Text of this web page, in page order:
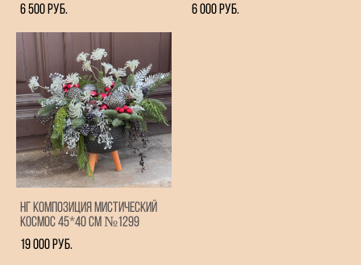
6 500 pуб.
6 000 pуб.
НГ композиция Мистический
Космос 45*40 см №1299
19 000 pуб.